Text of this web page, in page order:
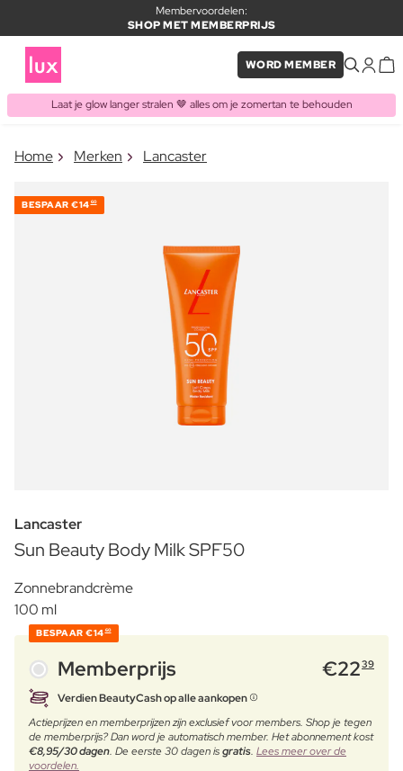
Membervoordelen:
SHOP MET MEMBERPRIJS
WORD MEMBER
Laat je glow langer stralen 🤎 alles om je zomertan te behouden
ITEM TOEGEVOEGD AAN
Home Merken Lancaster
BESPAAR €14 60
Lancaster
Sun Beauty Body Milk SPF50
Zonnebrandcrème
100 ml
BESPAAR €14 60
Memberprijs €2239
Verdien BeautyCash op alle aankopen
Actieprijzen en memberprijzen zijn exclusief voor members. Shop je tegen
de memberprijs? Dan word je automatisch member. Het abonnement kost
€8,95/30 dagen. De eerste 30 dagen isgratis. Lees meer over de
voordelen.